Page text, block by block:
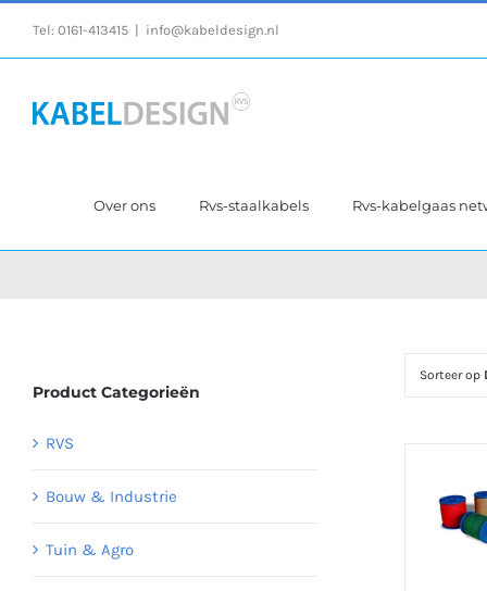
Tel: 0161-413415 info@kabeldesign.nl
Over ons Rvs-staalkabels Rvs-kabelgaas
Sorteer op
Product Categorieën
RVS
Bouw & Industrie
Tuin & Agro